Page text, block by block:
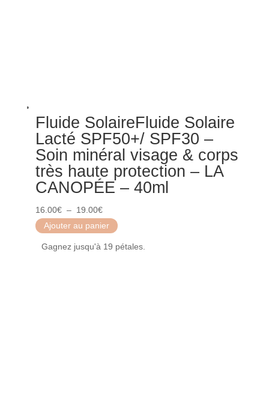
Fluide SolaireFluide Solaire
Lacté SPF50+/ SPF30 –
Soin minéral visage & corps
très haute protection – LA
CANOPÉE – 40ml
16.00€ – 19.00€Plage
de
Ajouter au panier
Gagnez jusqu'à 19 pétales.